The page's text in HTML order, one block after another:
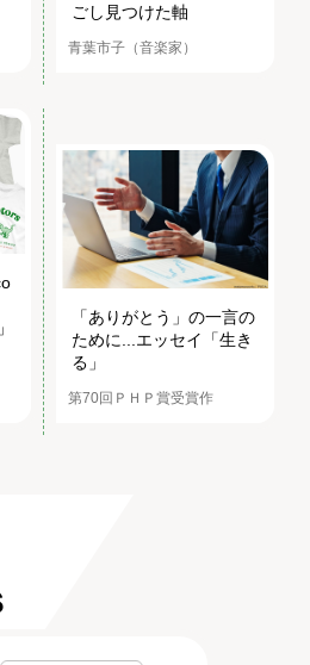
ごし見つけた軸
青葉市子（音楽家）
「ありがとう」の一言の
ために...エッセイ「生き
る」
第70回ＰＨＰ賞受賞作